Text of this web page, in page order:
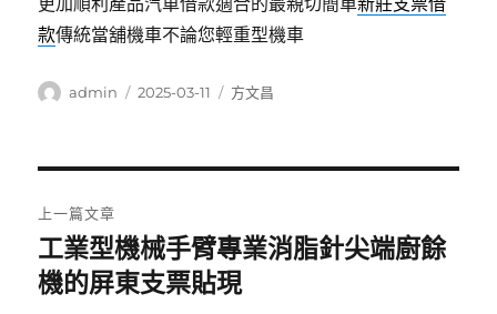
款傳統當舖機車不論您輕重型機車
作
admin
發
2025-03-11
分
方文昌
章
導
上一篇文章
上
一
工業型機械手臂專業消脂針尖端廚餘
機的屏東支票貼現